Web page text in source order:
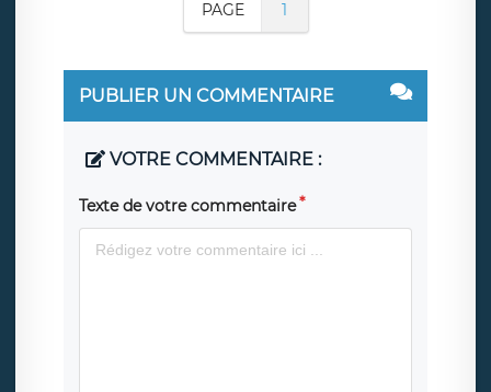
PAGE 1
PUBLIER UN COMMENTAIRE
VOTRE COMMENTAIRE :
Texte de votre commentaire